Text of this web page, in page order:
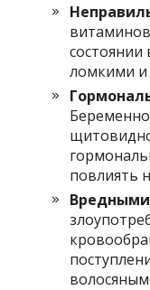
состоянии
ломкими
повлиять